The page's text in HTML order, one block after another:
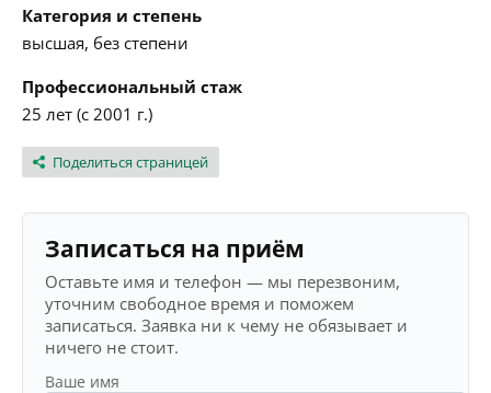
Категория и степень
высшая, без степени
Профессиональный стаж
25 лет (с 2001 г.)
Поделиться страницей
Записаться на приём
Оставьте имя и телефон — мы перезвоним,
уточним свободное время и поможем
записаться. Заявка ни к чему не обязывает и
ничего не стоит.
Ваше имя